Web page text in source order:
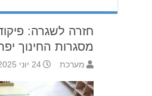
חזרה לשגרה:
מסגרות החינוך
מערכת 24 יוני 2025 20:38